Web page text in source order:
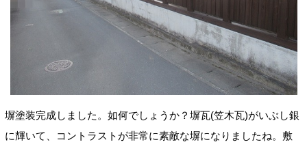
塀塗装完成しました。如何でしょうか？塀瓦(笠木瓦)がいぶし銀
に輝いて、コントラストが非常に素敵な塀になりましたね。敷